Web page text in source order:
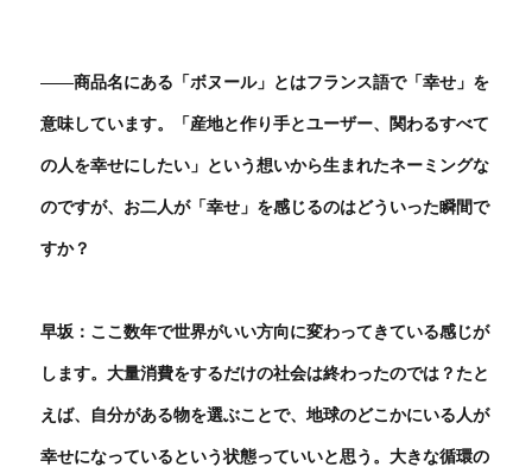
――商品名にある「ボヌール」とはフランス語で「幸せ」を
意味しています。「産地と作り手とユーザー、関わるすべて
の人を幸せにしたい」という想いから生まれたネーミングな
のですが、お二人が「幸せ」を感じるのはどういった瞬間で
すか？
早坂：ここ数年で世界がいい方向に変わってきている感じが
します。大量消費をするだけの社会は終わったのでは？たと
えば、自分がある物を選ぶことで、地球のどこかにいる人が
幸せになっているという状態っていいと思う。大きな循環の